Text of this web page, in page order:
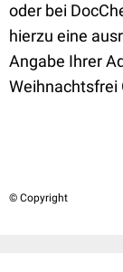
oder bei
hierzu eine
Angabe Ihrer
Weihnachtsfrei
© Copyright